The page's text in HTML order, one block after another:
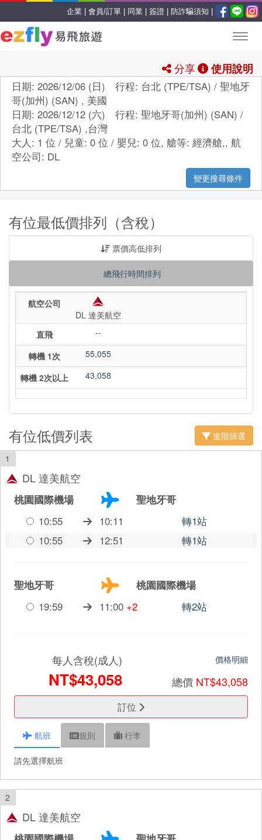
企業 | 會員/訂單 | 同業 | 簽證 | 防詐騙須知 |
分享 使用說明
日期: 2026/12/06 (日) 行程: 台北 (TPE/TSA) / 聖地牙
哥(加州) (SAN) , 美國
日期: 2026/12/12 (六) 行程: 聖地牙哥(加州) (SAN) /
台北 (TPE/TSA) ,台灣
大人: 1 位 / 兒童: 0 位 / 嬰兒: 0 位, 艙等: 經濟艙,, 航
空公司: DL
變更搜尋條件
有位最低價排列（含稅）
票價高低排列
總飛行時間排列
航空公司
DL 達美航空
直飛
--
轉機 1次 55,055
轉機 2次以上 43,058
有位低價列表
進階篩選
1
DL 達美航空
桃園國際機場
聖地牙哥
10:55
10:11
轉1站
10:55
12:51 轉1站
聖地牙哥
桃園國際機場
19:59
11:00 +2 轉2站
每人含稅(成人)
NT$43,058
價格明細
總價 NT$43,058
訂位
航班 規則 行李
請先選擇航班
2
DL 達美航空